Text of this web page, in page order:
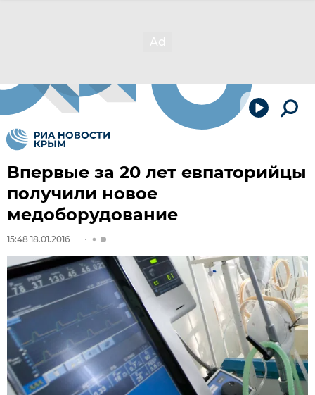
Впервые за 20 лет евпаторийцы
получили новое
медоборудование
15:48 18.01.2016